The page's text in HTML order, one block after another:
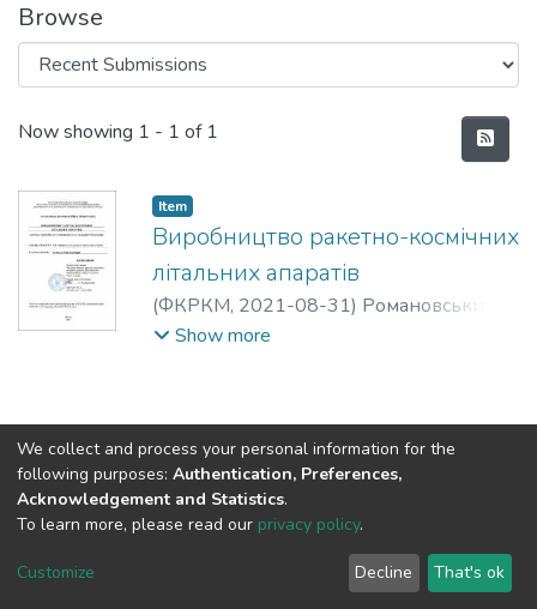
Browse
Recent Submissions
Now showing 1 - 1 of 1
Item
Виробництво ракетно-космічних
літальних апаратів
(ФКРКМ, 2021-08-31) Романовський
Олександр Михайлович
Show more
DSpace software copyright © 2002-2026
Cookie
End User
Agreement
Send
Feedback
We collect and process your personal information for the
following purposes: Authentication, Preferences,
Acknowledgement and Statistics.
To learn more, please read our privacy policy.
Customize Decline That's ok